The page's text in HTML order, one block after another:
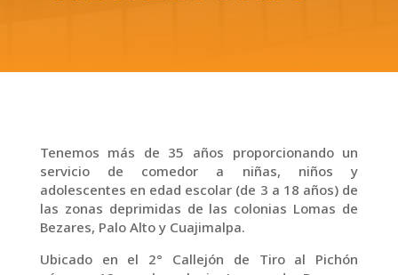
Tenemos más de 35 años proporcionando un
servicio de comedor a niñas, niños y
adolescentes en edad escolar (de 3 a 18 años) de
las zonas deprimidas de las colonias Lomas de
Bezares, Palo Alto y Cuajimalpa.
Ubicado en el 2° Callejón de Tiro al Pichón